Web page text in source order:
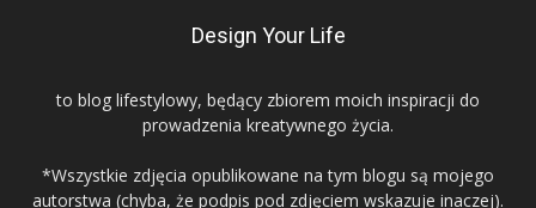
Design Your Life
to blog lifestylowy, będący zbiorem moich inspiracji do
prowadzenia kreatywnego życia.
*Wszystkie zdjęcia opublikowane na tym blogu są mojego
autorstwa (chyba, że podpis pod zdjęciem wskazuje inaczej).